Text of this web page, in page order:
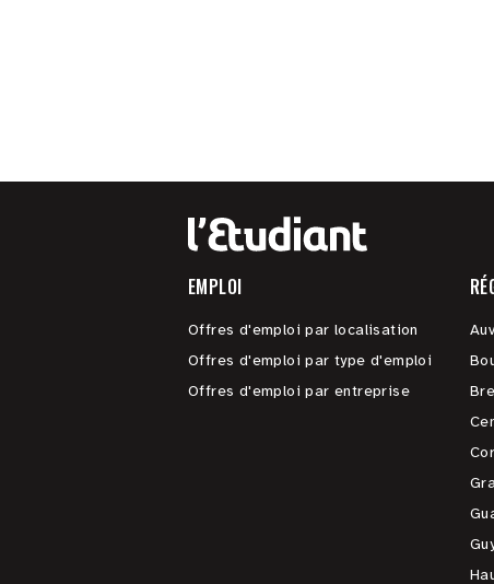
EMPLOI
Offres d'emploi par localisation
Offres d'emploi par type d'emploi
Offres d'emploi par entreprise